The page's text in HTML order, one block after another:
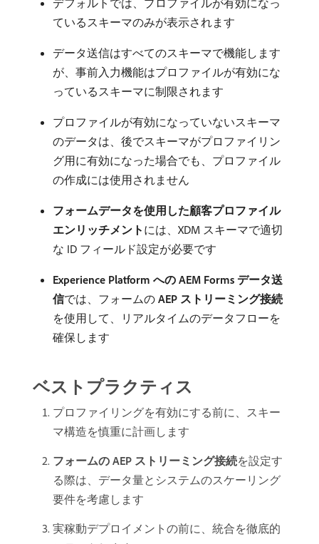
デフォルトでは、プロファイルが有効になっ
ているスキーマのみが表示されます
データ送信はすべてのスキーマで機能します
が、事前入力機能はプロファイルが有効にな
っているスキーマに制限されます
プロファイルが有効になっていないスキーマ
のデータは、後でスキーマがプロファイリン
グ用に有効になった場合でも、プロファイル
の作成には使用されません
フォームデータを使用した顧客プロファイル
エンリッチメント ​には、XDM スキーマで適切
な ID フィールド設定が必要です
Experience Platform への AEM Forms データ送
信​では、フォームの AEP ストリーミング接続
を使用して、リアルタイムのデータフローを
確保します
ベストプラクティス
プロファイリングを有効にする前に、スキー
マ構造を慎重に計画します
フォームの AEP ストリーミング接続​を設定す
る際は、データ量とシステムのスケーリング
要件を考慮します
実稼動デプロイメントの前に、統合を徹底的